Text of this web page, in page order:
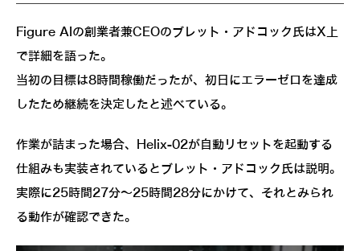
Figure AIの創業者兼CEOのブレット・アドコック氏はX上
で詳細を語った。
当初の目標は8時間稼働だったが、初日にエラーゼロを達成
したため継続を決定したと述べている。
作業が詰まった場合、Helix-02が自動リセットを起動する
仕組みも実装されているとブレット・アドコック氏は説明。
実際に25時間27分～25時間28分にかけて、それとみられ
る動作が確認できた。